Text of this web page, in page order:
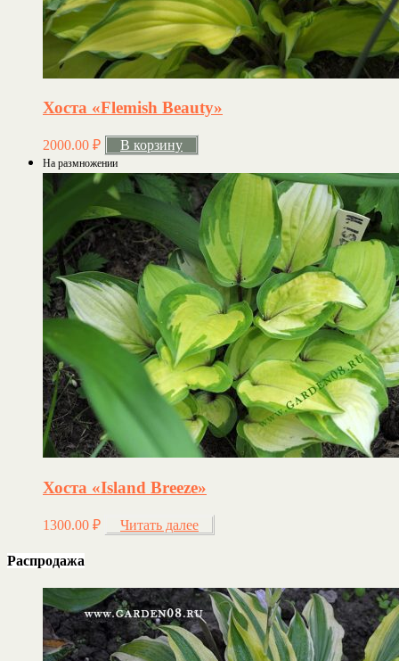
Хоста «Flemish Beauty»
2000.00 ₽ В корзину
На размножении
Хоста «Island Breeze»
1300.00 ₽ Читать далее
Распродажа